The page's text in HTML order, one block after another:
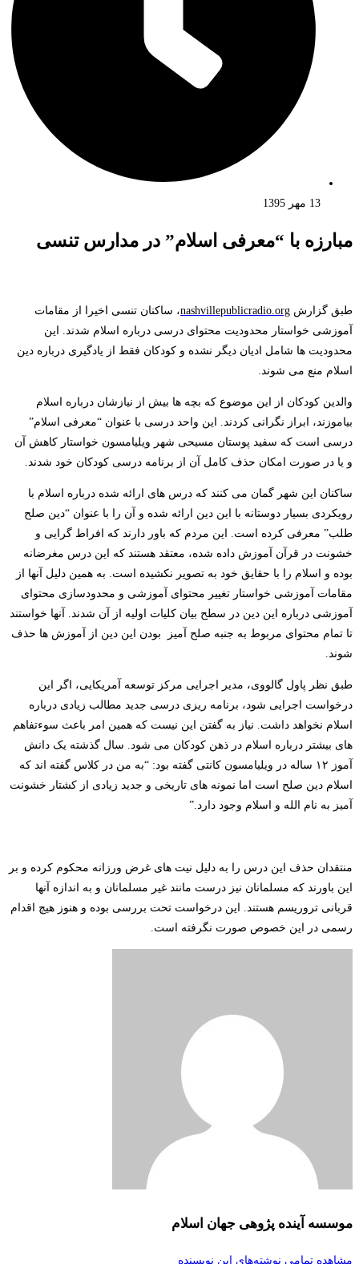
13 مهر 1395
مبارزه با “معرفی اسلام” در مدارس تنسی
طبق گزارش nashvillepublicradio.org، ساکنان تنسی اخیرا از مقامات
آموزشی خواستار محدودیت محتوای درسی درباره اسلام شدند. این
محدودیت ها شامل ادیان دیگر نشده و کودکان فقط از یادگیری درباره دین
اسلام منع می شوند.
والدین کودکان از این موضوع که بچه ها بیش از نیازشان درباره اسلام
بیاموزند، ابراز نگرانی کردند. این واحد درسی با عنوان “معرفی اسلام”
درسی است که سفید پوستان مسیحی شهر ویلیامسون خواستار کاهش آن
و یا در صورت امکان حذف کامل آن از برنامه درسی کودکان خود شدند.
ساکنان این شهر گمان می کنند که درس های ارائه شده درباره اسلام با
رویکردی بسیار دوستانه با این دین ارائه شده و آن را با عنوان “دین صلح
طلب” معرفی کرده است. این مردم که باور دارند که افراط گرایی و
خشونت در قرآن آموزش داده شده، معتقد هستند که این درس مغرضانه
بوده و اسلام را با حقایق خود به تصویر نکشیده است. به همین دلیل آنها از
مقامات آموزشی خواستار تغییر محتوای آموزشی و محدودسازی محتوای
آموزشی درباره این دین در سطح بیان کلیات اولیه از آن شدند. آنها خواستند
تا تمام محتوای مربوط به جنبه صلح آمیز بودن این دین از آموزش ها حذف
شوند.
طبق نظر پاول گالووی، مدیر اجرایی مرکز توسعه آمریکایی، اگر این
درخواست اجرایی شود، برنامه ریزی درسی جدید مطالب زیادی درباره
اسلام نخواهد داشت. نیاز به گفتن این نیست که همین امر باعث سوءتفاهم
های بیشتر درباره اسلام در ذهن کودکان می شود. سال گذشته یک دانش
آموز ۱۲ ساله در ویلیامسون کانتی گفته بود: “به من در کلاس گفته اند که
اسلام دین صلح است اما نمونه های تاریخی و جدید زیادی از کشتار خشونت
آمیز به نام الله و اسلام وجود دارد.”
منتقدان حذف این درس را به دلیل نیت های غرض ورزانه محکوم کرده و بر
این باورند که مسلمانان نیز درست مانند غیر مسلمانان و به اندازه آنها
قربانی تروریسم هستند. این درخواست تحت بررسی بوده و هنوز هیچ اقدام
رسمی در این خصوص صورت نگرفته است.
موسسه آینده پژوهی جهان اسلام
مشاهده تمامی نوشته‌های این نویسنده